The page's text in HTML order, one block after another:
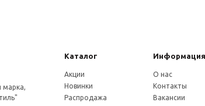
марка,
Каталог Информация
Акции
Новинки
Распродажа
О нас
Контакты
Вакансии